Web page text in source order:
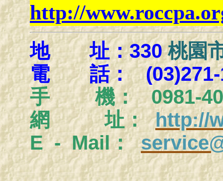
http://
地 址：330桃園
電 話： (03)271-
手 機： 0981-
網 址：http://
E - Mail：